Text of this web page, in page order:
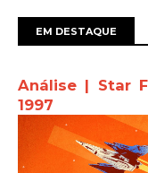
EM DESTAQUE
Análise | Star
1997